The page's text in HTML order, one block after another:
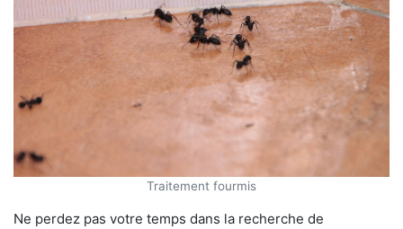
Traitement fourmis
Ne perdez pas votre temps dans la recherche de